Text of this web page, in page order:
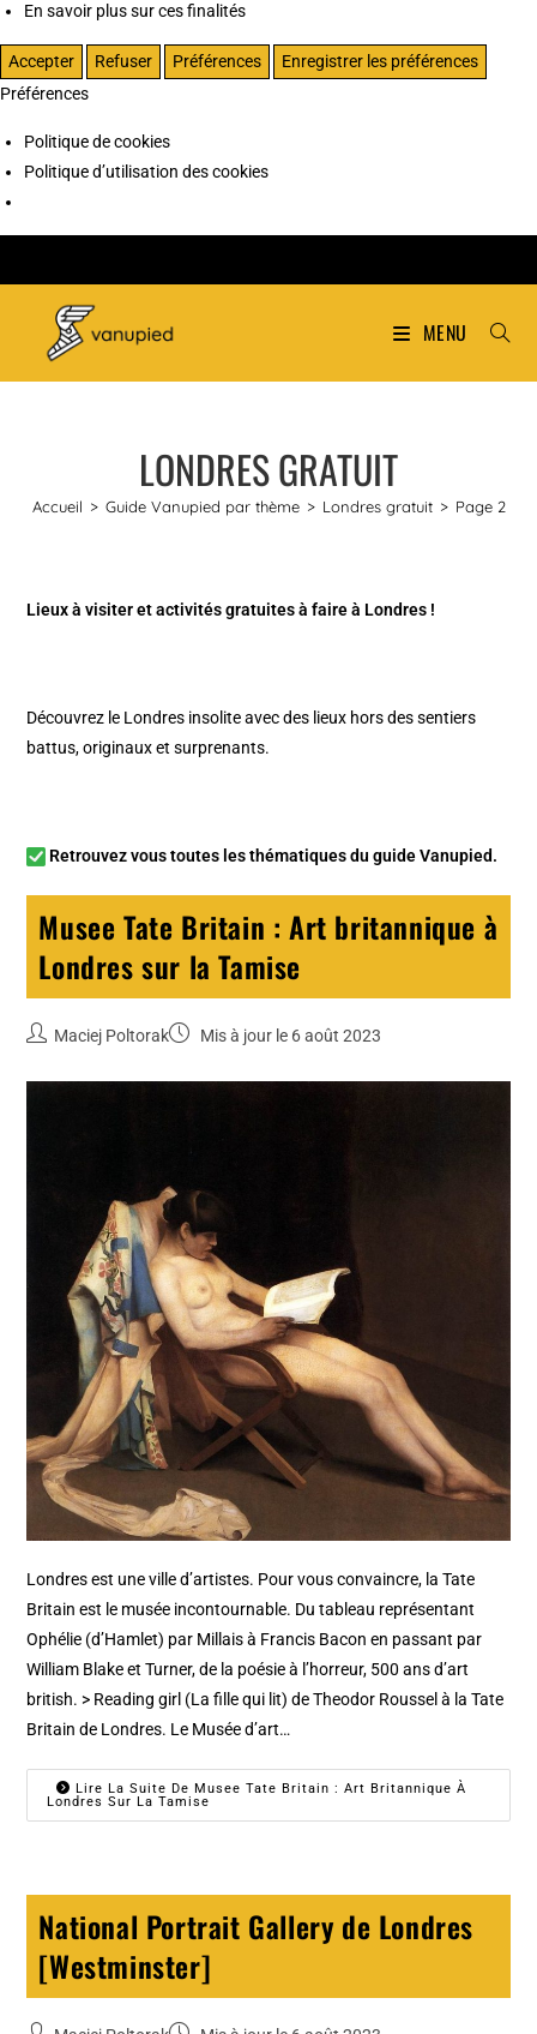
En savoir plus sur ces finalités
Accepter Refuser Préférences
Enregistrer les préférences
Préférences
Politique de cookies
Politique d’utilisation des cookies
MENU
LONDRES GRATUIT
Accueil > Guide Vanupied par thème > Londres gratuit > Page 2
Lieux à visiter et activités gratuites à faire à Londres !
Découvrez le Londres insoliteavec des lieux hors des sentiers
battus, originaux et surprenants.
Retrouvez vous toutes lesthématiques du guide Vanupied.
Musee Tate Britain : Art britannique à
Londres sur la Tamise
Maciej Poltorak Mis à jour le 6 août 2023
Londres est une ville d’artistes. Pour vous convaincre, la Tate
Britain est le musée incontournable. Du tableau représentant
Ophélie (d’Hamlet) par Millais à Francis Bacon en passant par
William Blake et Turner, de la poésie à l’horreur, 500 ans d’art
british. > Reading girl (La fille qui lit) de Theodor Roussel à la Tate
Britain de Londres. Le Musée d’art…
Lire La Suite De Musee Tate Britain : Art Britannique À
Londres Sur La Tamise
National Portrait Gallery de Londres
[Westminster]